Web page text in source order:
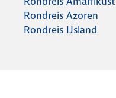
Rondreis Azoren
Rondreis IJsland